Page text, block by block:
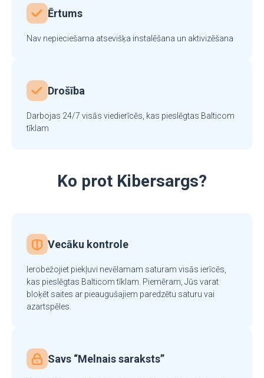
Ērtums
Nav nepieciešama atsevišķa instalēšana un aktivizēšana
Drošība
Darbojas 24/7 visās viedierīcēs, kas pieslēgtas Balticom
tīklam
Ko prot Kibersargs?
Vecāku kontrole
Ierobežojiet piekļuvi nevēlamam saturam visās ierīcēs,
kas pieslēgtas Balticom tīklam. Piemēram, Jūs varat
bloķēt saites ar pieaugušajiem paredzētu saturu vai
azartspēles.
Savs “Melnais saraksts”